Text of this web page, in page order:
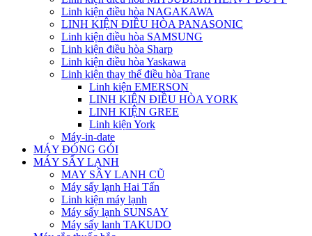
Linh kiện điều hòa NAGAKAWA
LINH KIỆN ĐIỀU HÒA PANASONIC
Linh kiện điều hòa SAMSUNG
Linh kiện điều hòa Sharp
Linh kiện điều hòa Yaskawa
Linh kiện thay thế điều hòa Trane
Linh kiện EMERSON
LINH KIỆN ĐIỀU HÒA YORK
LINH KIỆN GREE
Linh kiện York
Máy-in-date
MÁY ĐÓNG GÓI
MÁY SẤY LẠNH
MAY SÂY LANH CŨ
Máy sấy lạnh Hai Tấn
Linh kiện máy lạnh
Máy sấy lạnh SUNSAY
Máy sấy lanh TAKUDO